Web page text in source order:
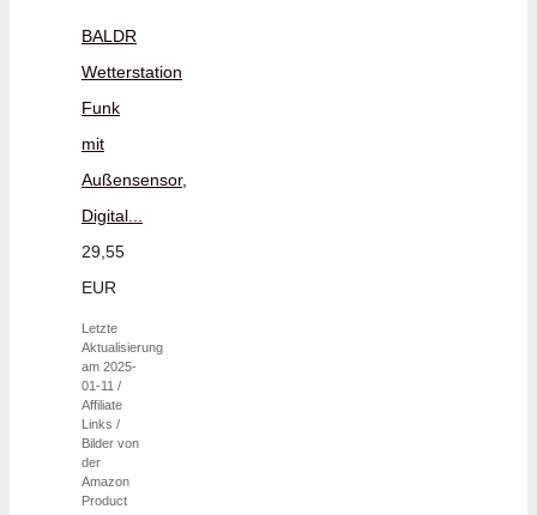
BALDR
Wetterstation
Funk
mit
Außensensor,
Digital...
29,55
EUR
Letzte
Aktualisierung
am 2025-
01-11 /
Affiliate
Links /
Bilder von
der
Amazon
Product